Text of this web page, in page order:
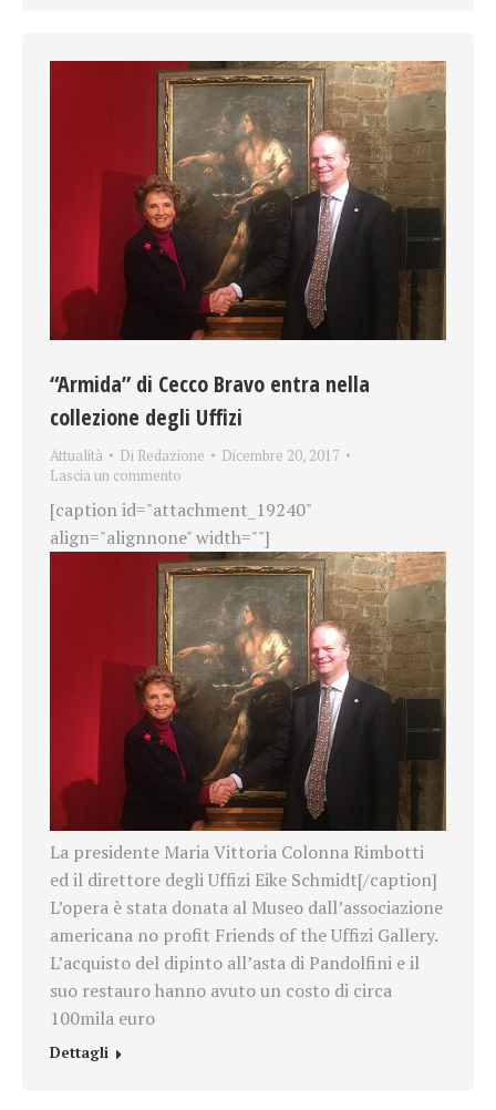
“Armida” di Cecco Bravo entra nella
collezione degli Uffizi
Attualità Di Redazione
Dicembre 20, 2017
Lascia un commento
[caption id="attachment_19240"
align="alignnone" width=""]
La presidente Maria Vittoria Colonna Rimbotti
ed il direttore degli Uffizi Eike Schmidt[/caption]
L’opera è stata donata al Museo dall’associazione
americana no profit Friends of the Uffizi Gallery.
L’acquisto del dipinto all’asta di Pandolfini e il
suo restauro hanno avuto un costo di circa
100mila euro
Dettagli